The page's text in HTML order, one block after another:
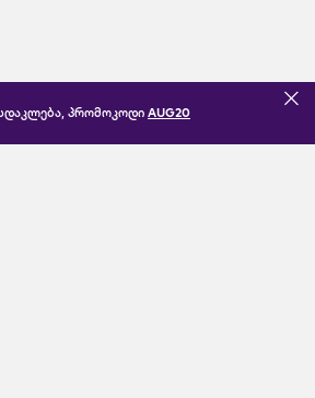
პრომოკოდი AUG20